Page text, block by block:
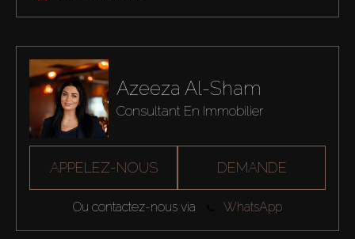
Azeeza Al-Sham
Consultant En Immobilier
APPELEZ-NOUS DEMANDE
Ou contactez-nous via WhatsApp